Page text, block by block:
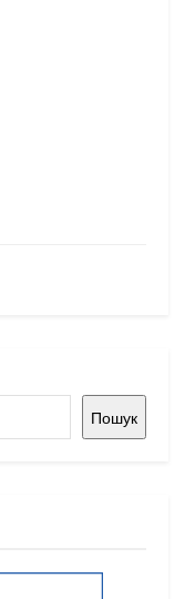
Пошук